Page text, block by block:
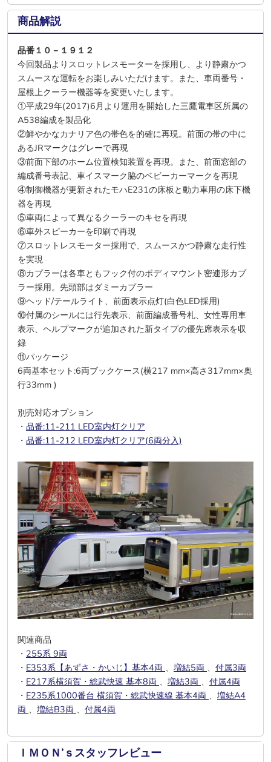
商品解説
品番１０－１９１２
今回製品よりスロットレスモーターを採用し、より静粛かつ
スムースな運転をお楽しみいただけます。また、車両番号・
屋根上クーラー機器等を変更いたします。
①平成29年(2017)6月より運用を開始した三鷹電車区所属の
A538編成を製品化
②鮮やかなカナリア色の帯色を的確に再現。前面の帯の中に
あるJRマークはグレーで再現
③前面下部のホーム位置検知装置を再現。また、前面窓部の
編成番号表記、車イスマーク脇のベビーカーマークを再現
④制御機器が更新されたモハE231の床板と動力車用の床下機
器を再現
⑤車両によって異なるクーラーのキセを再現
⑥車外スピーカーを印刷で再現
⑦スロットレスモーター採用で、スムースかつ静粛な走行性
を実現
⑧カプラーは各車ともフック付のボディマウント密連形カプ
ラー採用。先頭部はダミーカプラー
⑨ヘッド/テールライト、前面表示点灯(白色LED採用)
⑩付属のシールには行先表示、前面編成番号札、女性専用車
表示、ヘルプマークが追加された新タイプの優先席表示を収
録
⑪パッケージ
6両基本セット:6両ブックケース(横217 mm×高さ317mm×奥
行33mm )
別売対応オプション
・ 品番:11-211 LED室内灯クリア
・ 品番:11-212 LED室内灯クリア(6両分入)
関連商品
・ 255系 9両
・ E353系【あずさ・かいじ】基本4両 、 増結5両 、 付属3両
・ E217系横須賀・総武快速 基本8両 、 増結3両 、 付属4両
・ E235系1000番台 横須賀・総武快速線 基本4両 、 増結A4
両 、 増結B3両 、 付属4両
ＩＭＯＮ’ｓスタッフレビュー